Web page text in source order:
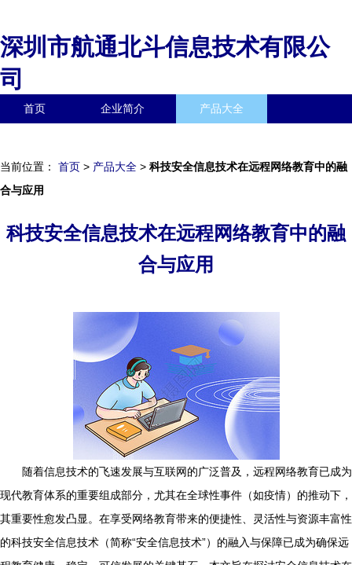
深圳市航通北斗信息技术有限公
司
首页 企业简介 产品大全
当前位置： 首页 > 产品大全 > 科技安全信息技术在远程网络教育中的融
合与应用
科技安全信息技术在远程网络教育中的融
合与应用
随着信息技术的飞速发展与互联网的广泛普及，远程网络教育已成为
现代教育体系的重要组成部分，尤其在全球性事件（如疫情）的推动下，
其重要性愈发凸显。在享受网络教育带来的便捷性、灵活性与资源丰富性
的科技安全信息技术（简称“安全信息技术”）的融入与保障已成为确保远